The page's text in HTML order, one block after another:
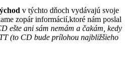
v týchto dňoch vydávajú svoje
zopár informácií,ktoré nám poslal
ešte ani sám nemám a čakám, kedy
(to CD bude prílohou najbližšieho